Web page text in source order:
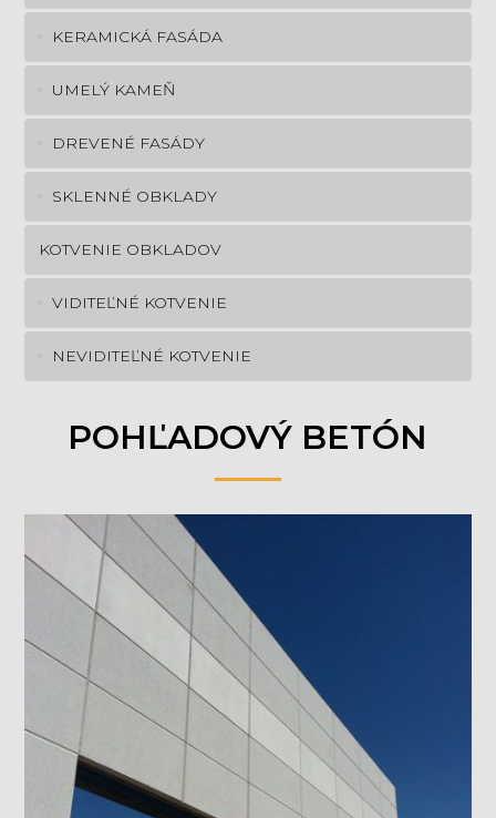
KERAMICKÁ FASÁDA
UMELÝ KAMEŇ
DREVENÉ FASÁDY
SKLENNÉ OBKLADY
KOTVENIE OBKLADOV
VIDITEĽNÉ KOTVENIE
NEVIDITEĽNÉ KOTVENIE
POHĽADOVÝ BETÓN